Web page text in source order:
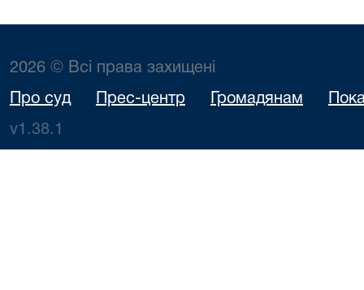
2026 © Всі права захищені
Про суд Прес-центр Громадянам
v1.38.1